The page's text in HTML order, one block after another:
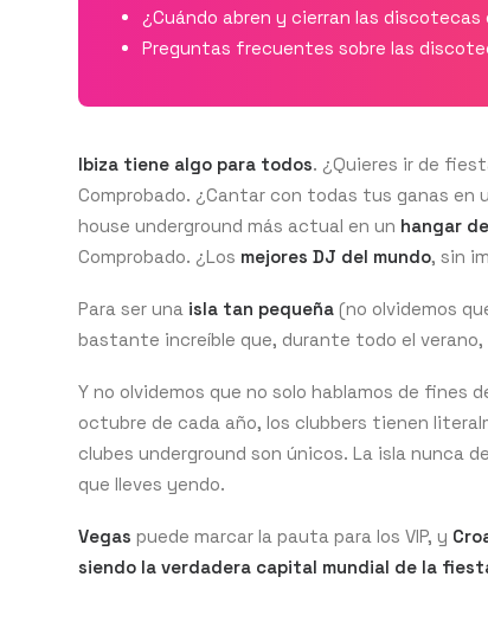
¿Cuándo abren y cierran las discotecas
Preguntas frecuentes sobre las
Ibiza tiene algo para todos. ¿Quieres ir de
Comprobado. ¿Cantar con todas tus ganas en
house underground más actual en un hangar
Comprobado. ¿Los mejores DJ del mundo, sin
Para ser una isla tan pequeña (no olvidemos
bastante increíble que, durante todo el
Y no olvidemos que no solo hablamos de fines
octubre de cada año, los clubbers tienen
clubes underground son únicos. La isla nunca
que lleves yendo.
Vegas puede marcar la pauta para los VIP, y
siendo la verdadera capital mundial de la